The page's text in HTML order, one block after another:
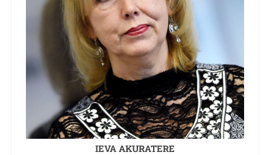
IEVA AKURATERE